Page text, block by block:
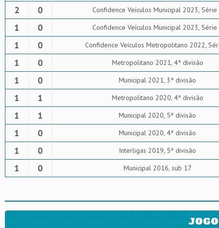
2 0 Confidence Veículos Municipal 2023, Série
1 0 Confidence Veículos Municipal 2023, Série
1 0 Confidence Veículos Metropolitano 2022,
1 0 Metropolitano 2021, 4ª divisão
1 0 Municipal 2021, 3ª divisão
1 1 Metropolitano 2020, 4ª divisão
1 1 Municipal 2020, 5ª divisão
1 0 Municipal 2020, 4ª divisão
1 0 Interligas 2019, 5ª divisão
1 0 Municipal 2016, sub 17